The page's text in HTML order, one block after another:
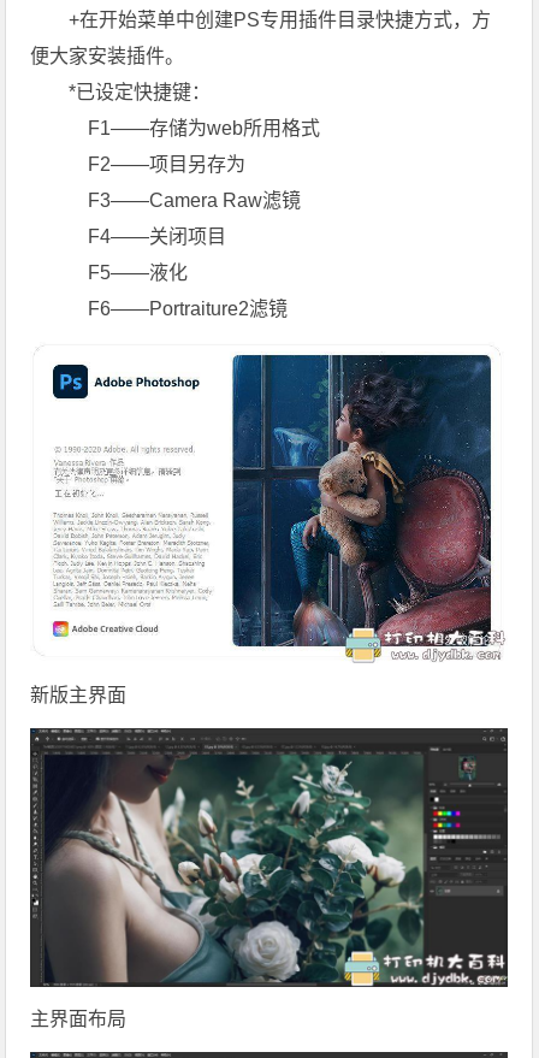
+在开始菜单中创建PS专用插件目录快捷方式，方
便大家安装插件。
*已设定快捷键：
F1——存储为web所用格式
F2——项目另存为
F3——Camera Raw滤镜
F4——关闭项目
F5——液化
F6——Portraiture2滤镜
新版主界面
主界面布局